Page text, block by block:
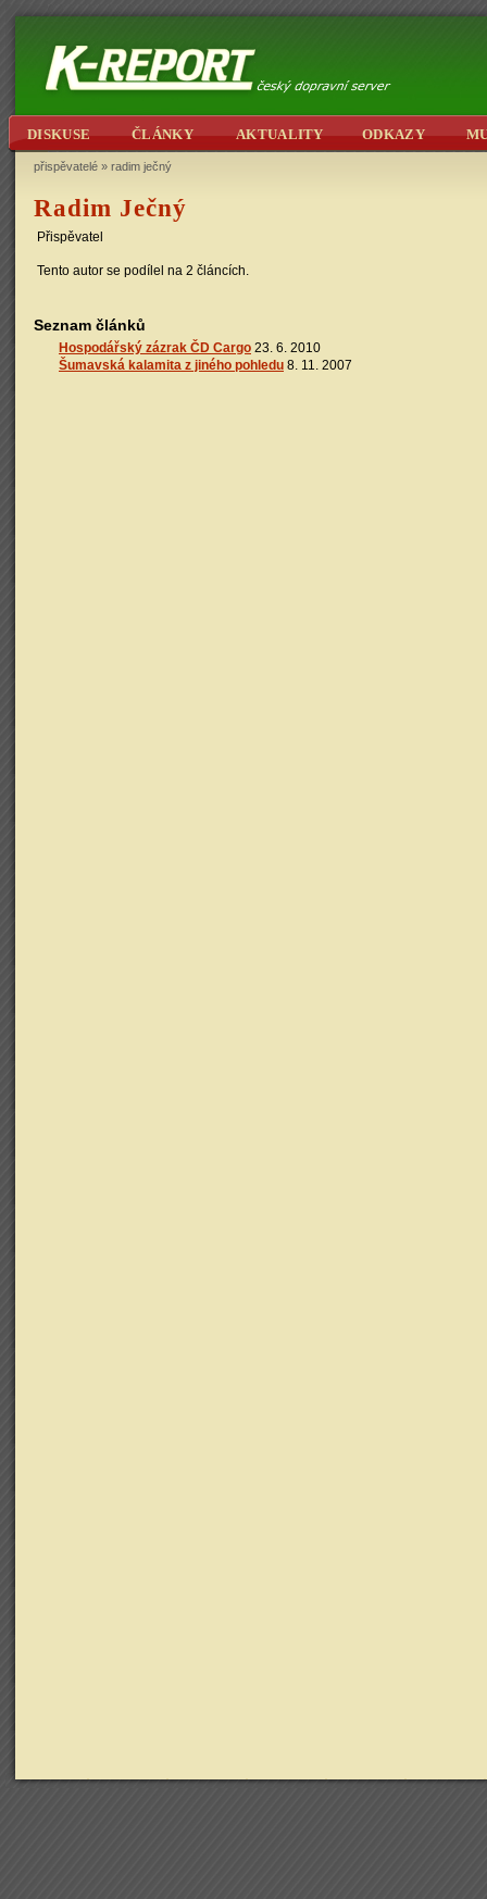
DISKUSE ČLÁNKY AKTUALITY ODKAZY
přispěvatelé » radim ječný
Radim Ječný
Přispěvatel
Tento autor se podílel na 2 článcích.
Seznam článků
Hospodářský zázrak ČD Cargo 23. 6. 2010
Šumavská kalamita z jiného pohledu 8. 11. 2007